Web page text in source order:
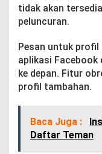
tidak akan
peluncuran.
Pesan untuk
aplikasi Facebook
ke depan. Fitur
profil tambahan.
Baca Juga :
Daftar Teman